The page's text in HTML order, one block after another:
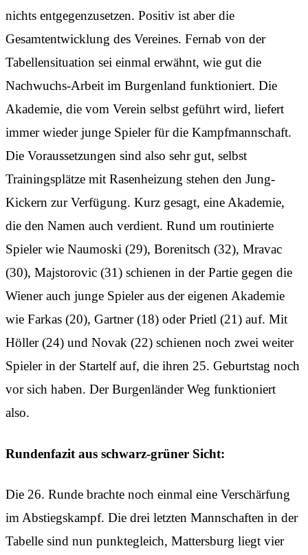
nichts entgegenzusetzen. Positiv ist aber die
Gesamtentwicklung des Vereines. Fernab von der
Tabellensituation sei einmal erwähnt, wie gut die
Nachwuchs-Arbeit im Burgenland funktioniert. Die
Akademie, die vom Verein selbst geführt wird, liefert
immer wieder junge Spieler für die Kampfmannschaft.
Die Voraussetzungen sind also sehr gut, selbst
Trainingsplätze mit Rasenheizung stehen den Jung-
Kickern zur Verfügung. Kurz gesagt, eine Akademie,
die den Namen auch verdient. Rund um routinierte
Spieler wie Naumoski (29), Borenitsch (32), Mravac
(30), Majstorovic (31) schienen in der Partie gegen die
Wiener auch junge Spieler aus der eigenen Akademie
wie Farkas (20), Gartner (18) oder Prietl (21) auf. Mit
Höller (24) und Novak (22) schienen noch zwei weiter
Spieler in der Startelf auf, die ihren 25. Geburtstag noch
vor sich haben. Der Burgenländer Weg funktioniert
also.
Rundenfazit aus schwarz-grüner Sicht:
Die 26. Runde brachte noch einmal eine Verschärfung
im Abstiegskampf. Die drei letzten Mannschaften in der
Tabelle sind nun punktegleich, Mattersburg liegt vier